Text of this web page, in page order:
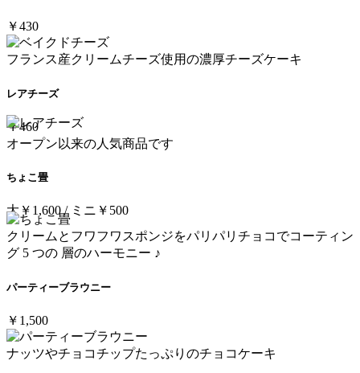
￥430
フランス産クリームチーズ使用の濃厚チーズケーキ
レアチーズ
￥460
オープン以来の人気商品です
ちょこ畳
大￥1,600 / ミニ￥500
クリームとフワフワスポンジをパリパリチョコでコーティン
グ 5 つの 層のハーモニー ♪
パーティーブラウニー
￥1,500
ナッツやチョコチップたっぷりのチョコケーキ